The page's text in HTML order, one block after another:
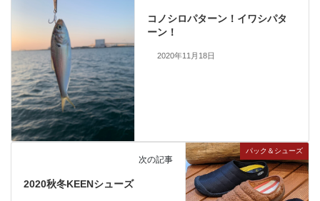
コノシロパターン！イワシパタ
ーン！
2020年11月18日
パック＆シューズ
次の記事
2020秋冬KEENシューズ